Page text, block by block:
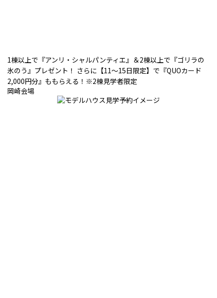
1棟以上で『アンリ・シャルパンティエ』＆2棟以上で『ゴリラの
氷のう』プレゼント！ さらに【11～15日限定】で『QUOカード
2,000円分』ももらえる！※2棟見学者限定
岡崎会場